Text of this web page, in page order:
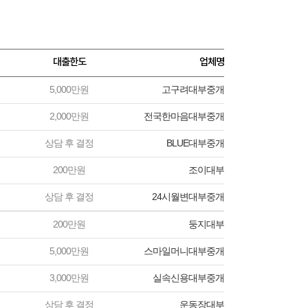
대출한도 업체명
5,000만원 고구려대부중개
2,000만원 전국한마음대부중개
상담 후 결정 BLUE대부중개
200만원 조이대부
상담 후 결정 24시월변대부중개
200만원 둥지대부
5,000만원 스마일머니대부중개
3,000만원 실속신용대부중개
상담 후 결정 운동장대부